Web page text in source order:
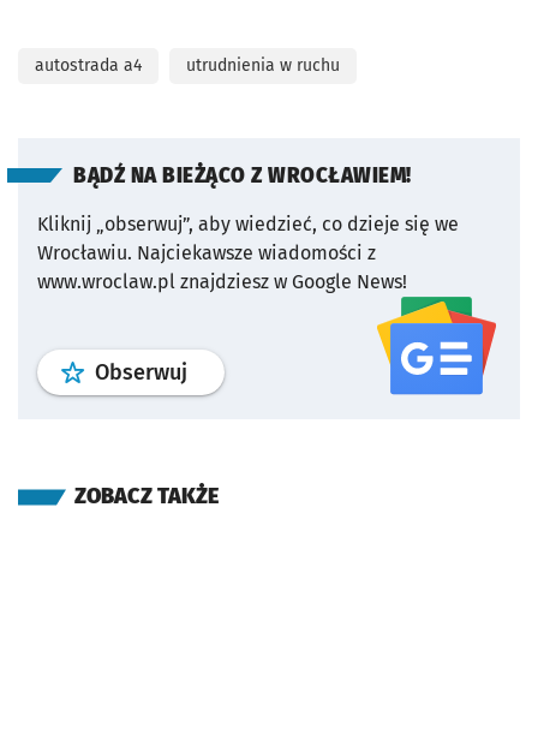
autostrada a4 utrudnienia w ruchu
BĄDŹ NA BIEŻĄCO Z WROCŁAWIEM!
Kliknij „obserwuj”, aby wiedzieć, co dzieje się we
Wrocławiu. Najciekawsze wiadomości z
www.wroclaw.pl znajdziesz w Google News!
Obserwuj profil serwisu
ZOBACZ TAKŻE